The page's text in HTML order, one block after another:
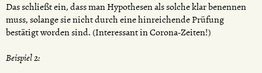
Das schließt ein, dass man Hypothesen als solche klar benennen
muss, solange sie nicht durch eine hinreichende Prüfung
bestätigt worden sind. (Interessant in Corona-Zeiten!)
Beispiel 2: